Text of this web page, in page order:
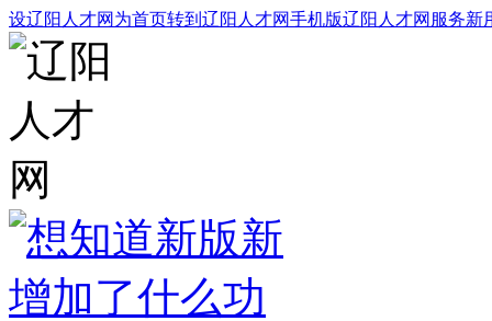
设辽阳人才网为首页转到辽阳人才网手机版辽阳人才网服务新